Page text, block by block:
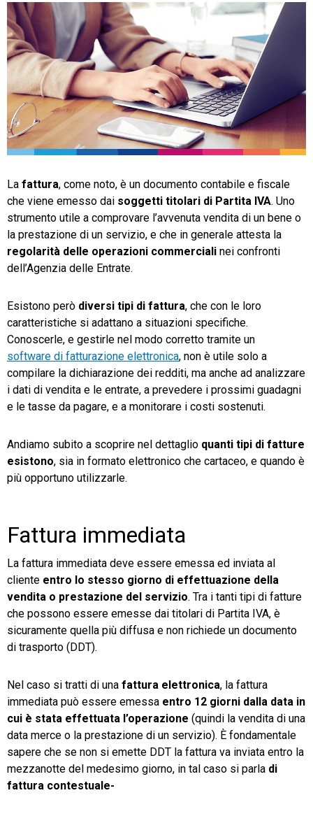
Email Marketing
Fatturazione
Financial Solutions
HR
Trust Services
TeamSystem Corporate
TeamSystem Store
La fattura, come noto, è un documento contabile e fiscale
che viene emesso dai soggetti titolari di Partita IVA. Uno
strumento utile a comprovare l’avvenuta vendita di un bene o
la prestazione di un servizio, e che in generale attesta la
regolarità delle operazioni commerciali nei confronti
dell’Agenzia delle Entrate.
Esistono però diversi tipi di fattura, che con le loro
caratteristiche si adattano a situazioni specifiche.
Conoscerle, e gestirle nel modo corretto tramite un
software di fatturazione elettronica, non è utile solo a
compilare la dichiarazione dei redditi, ma anche ad analizzare
i dati di vendita e le entrate, a prevedere i prossimi guadagni
e le tasse da pagare, e a monitorare i costi sostenuti.
Andiamo subito a scoprire nel dettaglio quanti tipi di fatture
esistono, sia in formato elettronico che cartaceo, e quando è
più opportuno utilizzarle.
Fattura immediata
La fattura immediata deve essere emessa ed inviata al
cliente entro lo stesso giorno di effettuazione della
vendita o prestazione del servizio. Tra i tanti tipi di fatture
che possono essere emesse dai titolari di Partita IVA, è
sicuramente quella più diffusa e non richiede un documento
di trasporto (DDT).
Nel caso si tratti di una fattura elettronica, la fattura
immediata può essere emessa entro 12 giorni dalla data in
cui è stata effettuata l’operazione (quindi la vendita di una
data merce o la prestazione di un servizio). È fondamentale
sapere che se non si emette DDT la fattura va inviata entro la
mezzanotte del medesimo giorno, in tal caso si parla di
fattura contestuale-